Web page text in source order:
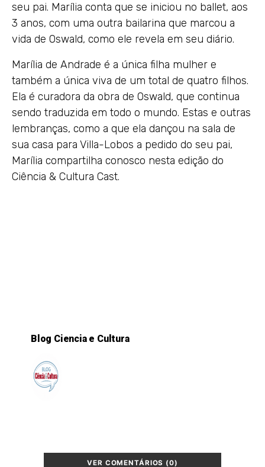
seu pai. Marília conta que se iniciou no ballet, aos
3 anos, com uma outra bailarina que marcou a
vida de Oswald, como ele revela em seu diário.
Marília de Andrade é a única filha mulher e
também a única viva de um total de quatro filhos.
Ela é curadora da obra de Oswald, que continua
sendo traduzida em todo o mundo. Estas e outras
lembranças, como a que ela dançou na sala de
sua casa para Villa-Lobos a pedido do seu pai,
Marília compartilha conosco nesta edição do
Ciência & Cultura Cast.
Blog Ciencia e Cultura
VER COMENTÁRIOS (0)